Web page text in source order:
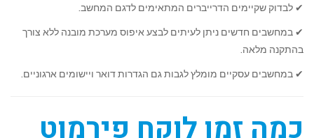
✔ לבדוק שקיימים הדרייברים המתאימים לדגם המחשב.
✔ במחשבים חדשים ניתן לעיתים לבצע איפוס מערכת מובנה ללא צורך
בהתקנה מלאה.
✔ במחשבים עסקיים מומלץ לגבות גם הגדרות דואר ויישומים ארגוניים.
כמה זמן לוקח פירמוט